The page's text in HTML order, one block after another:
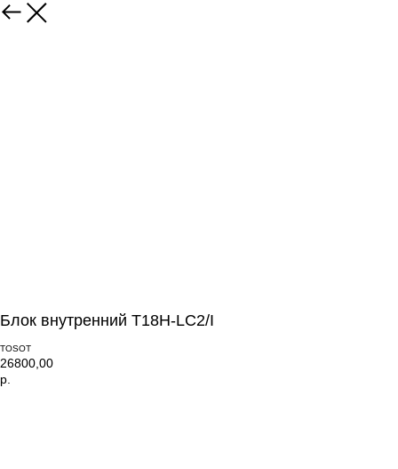
Блок внутренний T18H-LC2/I
TOSOT
26800,00
р.